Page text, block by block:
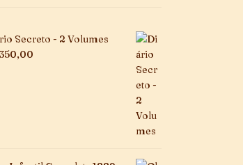
Secreto - 2 Volumes
350,00